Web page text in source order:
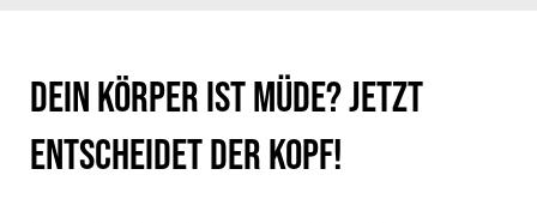
Dein Körper ist müde? Jetzt
entscheidet der Kopf!